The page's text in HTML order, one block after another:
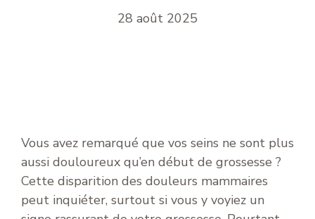
28 août 2025
Vous avez remarqué que vos seins ne sont plus
aussi douloureux qu’en début de grossesse ?
Cette disparition des douleurs mammaires
peut inquiéter, surtout si vous y voyiez un